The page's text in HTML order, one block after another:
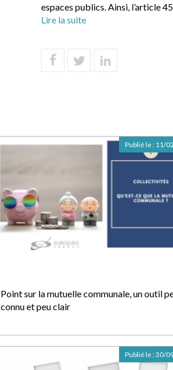
espaces publics. Ainsi, l’article
Lire la suite
Point sur la mutuelle communale, un outil
connu et peu clair
Publié le : 11/
Publié le :30/